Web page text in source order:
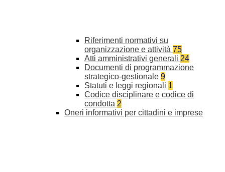
Riferimenti normativi su
organizzazione e attività 75
Atti amministrativi generali 24
Documenti di programmazione
strategico-gestionale 9
Statuti e leggi regionali 1
Codice disciplinare e codice di
condotta 2
Oneri informativi per cittadini e imprese